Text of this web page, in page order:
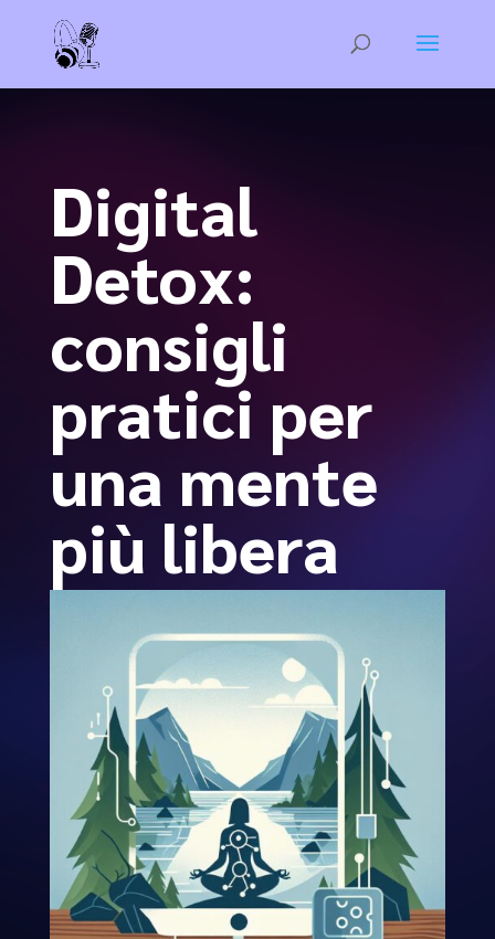
Digital
Detox:
consigli
pratici per
una mente
più libera